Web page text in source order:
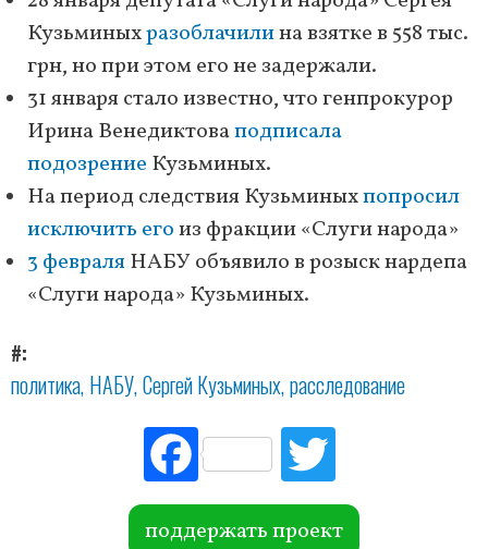
Кузьминыхразоблачилина взятке в 558 тыс.
грн, но при этом его не задержали.
31 января стало известно, что генпрокурор
Ирина Венедиктоваподписала
подозрение Кузьминых.
На период следствия Кузьминыхпопросил
исключить егоиз фракции «Слуги народа»
3 февраляНАБУ объявило в розыск нардепа
«Слуги народа» Кузьминых.
#
политика НАБУ Сергей Кузьминых расследование
Fac
ebo
ok r
поддержать проект